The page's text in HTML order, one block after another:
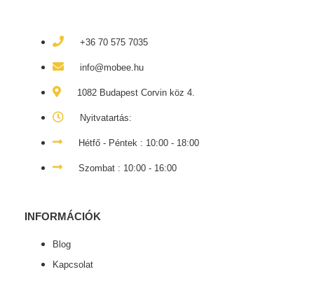
+36 70 575 7035
info@mobee.hu
1082 Budapest Corvin köz 4.
Nyitvatartás:
Hétfő - Péntek : 10:00 - 18:00
Szombat : 10:00 - 16:00
INFORMÁCIÓK
Blog
Kapcsolat